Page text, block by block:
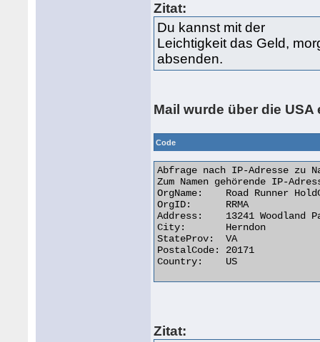
Zitat:
Du kannst mit der
Leichtigkeit das Geld,
absenden.
Mail wurde über die USA
Code
Abfrage nach IP-Adresse zu
Zum Namen gehörende IP-
OrgName:    Road Runner
OrgID:      RRMA
Address:    13241 Woodland
City:       Herndon
StateProv:  VA
PostalCode: 20171
Country:    US
Zitat: